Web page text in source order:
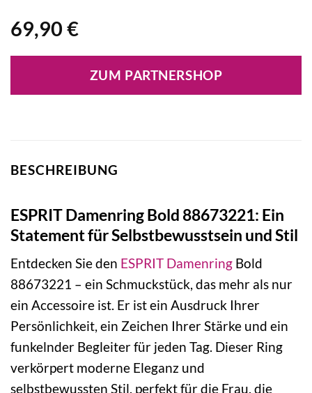
69,90 €
ZUM PARTNERSHOP
BESCHREIBUNG
ESPRIT Damenring Bold 88673221: Ein
Statement für Selbstbewusstsein und Stil
Entdecken Sie den ESPRIT Damenring Bold
88673221 – ein Schmuckstück, das mehr als nur
ein Accessoire ist. Er ist ein Ausdruck Ihrer
Persönlichkeit, ein Zeichen Ihrer Stärke und ein
funkelnder Begleiter für jeden Tag. Dieser Ring
verkörpert moderne Eleganz und
selbstbewussten Stil, perfekt für die Frau, die